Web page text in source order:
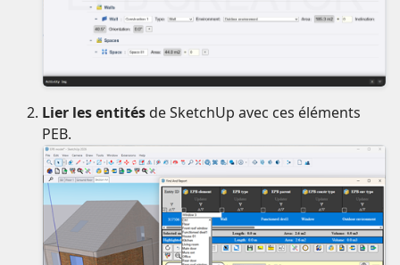
Lier les entités de SketchUp avec ces éléments
PEB.